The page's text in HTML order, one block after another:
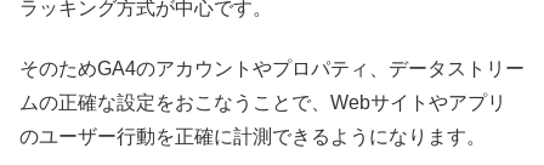
ラッキング方式が中心です。
そのためGA4のアカウントやプロパティ、データストリー
ムの正確な設定をおこなうことで、Webサイトやアプリ
のユーザー行動を正確に計測できるようになります。